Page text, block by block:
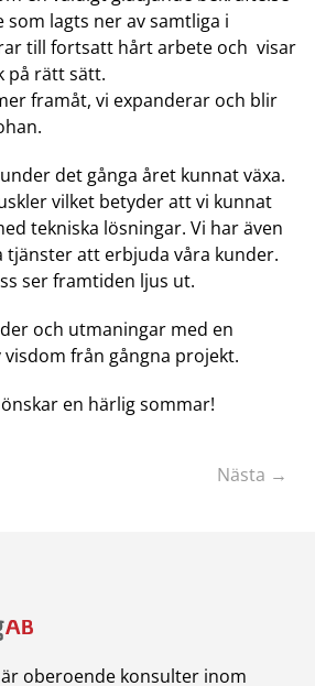
lagts ner av samtliga i
till fortsatt hårt arbete och visar
på rätt sätt.
framåt, vi expanderar och blir
det gånga året kunnat växa.
vilket betyder att vi kunnat
tekniska lösningar. Vi har även
tjänster att erbjuda våra kunder.
ser framtiden ljus ut.
och utmaningar med en
från gångna projekt.
en härlig sommar!
Nästa →
är oberoende konsulter inom